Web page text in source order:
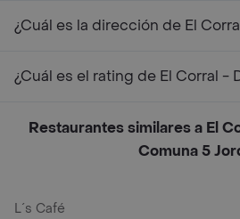
¿Cuál es la dirección de El
¿Cuál es el rating de El Corral -
Restaurantes similares a El
Comuna 5
L´s Café